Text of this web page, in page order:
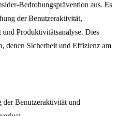
Bedrohungsprävention aus. Es
der Benutzeraktivität,
Produktivitätsanalyse. Dies
denen Sicherheit und Effizienz am
Benutzeraktivität und